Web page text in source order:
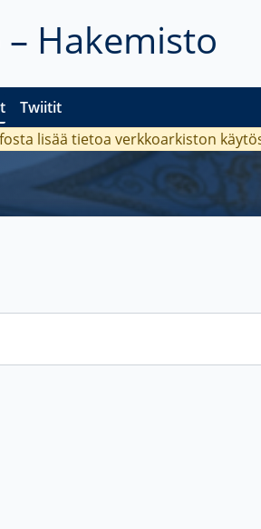
Hakemisto
Twiitit
lisää tietoa verkkoarkiston